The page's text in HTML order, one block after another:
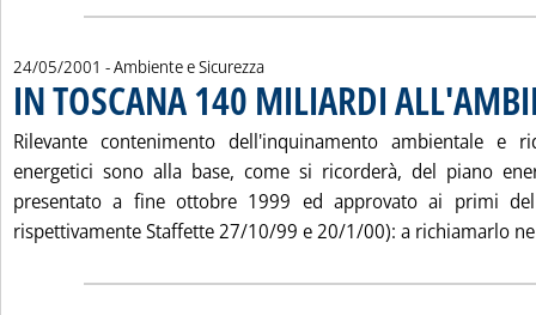
24/05/2001 - Ambiente e Sicurezza
IN TOSCANA 140 MILIARDI
Rilevante contenimento dell'inquinamento ambientale e
energetici sono alla base, come si ricorderà, del piano
presentato a fine ottobre 1999 ed approvato ai primi
rispettivamente Staffette 27/10/99 e 20/1/00): a richiamarlo